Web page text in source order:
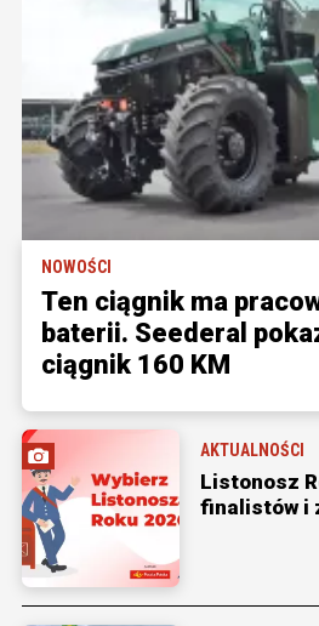
NOWOŚCI
Ten ciągnik ma
baterii. Seederal
ciągnik 160 KM
AKTUALNOŚCI
Listonosz
finalistów i